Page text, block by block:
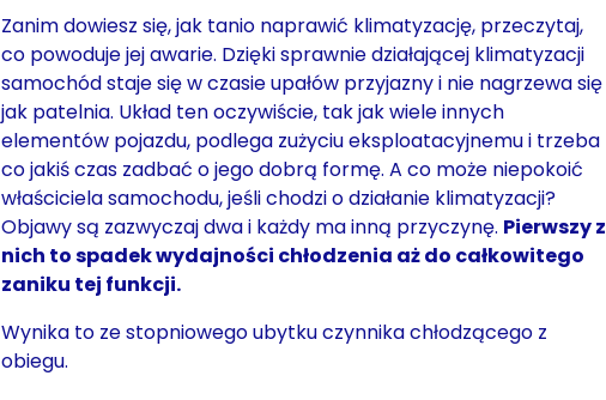
Zanim dowiesz się, jak tanio naprawić klimatyzację, przeczytaj,
co powoduje jej awarie. Dzięki sprawnie działającej klimatyzacji
samochód staje się w czasie upałów przyjazny i nie nagrzewa się
jak patelnia. Układ ten oczywiście, tak jak wiele innych
elementów pojazdu, podlega zużyciu eksploatacyjnemu i trzeba
co jakiś czas zadbać o jego dobrą formę. A co może niepokoić
właściciela samochodu, jeśli chodzi o działanie klimatyzacji?
Objawy są zazwyczaj dwa i każdy ma inną przyczynę. Pierwszy z
nich to spadek wydajności chłodzenia aż do całkowitego
zaniku tej funkcji.
Wynika to ze stopniowego ubytku czynnika chłodzącego z
obiegu.